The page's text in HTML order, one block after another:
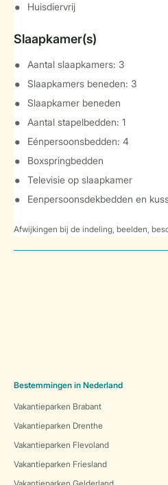
Huisdiervrij
Slaapkamer(s)
Aantal slaapkamers: 3
Slaapkamers beneden: 3
Slaapkamer beneden
Aantal stapelbedden: 1
Eénpersoonsbedden: 4
Boxspringbedden
Televisie op slaapkamer
Eenpersoonsdekbedden en
Afwijkingen bij de indeling, beelden,
Bestemmingen in Nederland
Vakantieparken Brabant
Vakantieparken Drenthe
Vakantieparken Flevoland
Vakantieparken Friesland